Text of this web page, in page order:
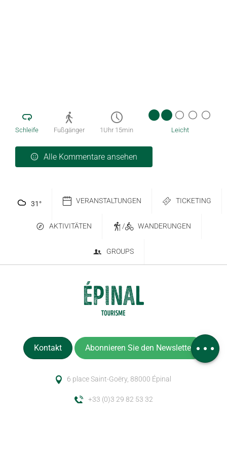
Kommentare
Schleife Fußgänger 1Uhr 15min Leicht
Alle Kommentare ansehen
31 ° VERANSTALTUNGEN TICKETING
AKTIVITÄTEN / WANDERUNGEN
GROUPS
Kontakt Abonnieren Sie den Newsletter
6 place Saint-Goëry, 88000 Épinal
+33 (0)3 29 82 53 32